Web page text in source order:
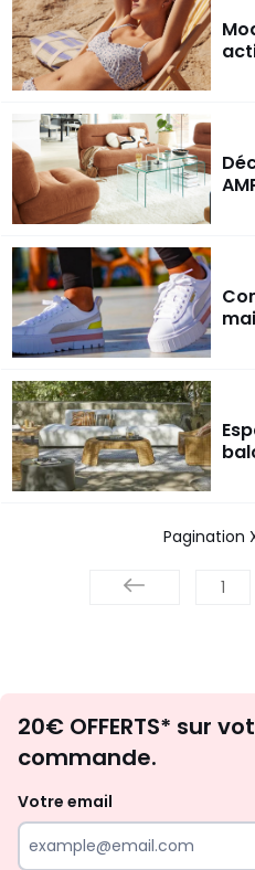
Pagination
20€ OFFERTS* sur
commande.
Votre email